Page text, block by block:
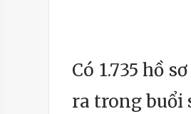
Có 1.735 hồ
ra trong buổi